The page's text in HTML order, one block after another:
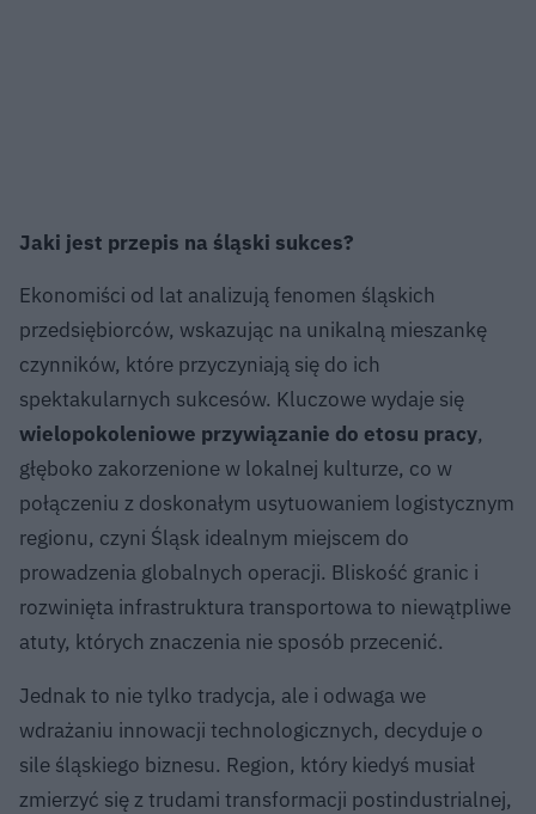
Jaki jest przepis na śląski sukces?
Ekonomiści od lat analizują fenomen śląskich
przedsiębiorców, wskazując na unikalną mieszankę
czynników, które przyczyniają się do ich
spektakularnych sukcesów. Kluczowe wydaje się
wielopokoleniowe przywiązanie do etosu pracy,
głęboko zakorzenione w lokalnej kulturze, co w
połączeniu z doskonałym usytuowaniem logistycznym
regionu, czyni Śląsk idealnym miejscem do
prowadzenia globalnych operacji. Bliskość granic i
rozwinięta infrastruktura transportowa to niewątpliwe
atuty, których znaczenia nie sposób przecenić.
Jednak to nie tylko tradycja, ale i odwaga we
wdrażaniu innowacji technologicznych, decyduje o
sile śląskiego biznesu. Region, który kiedyś musiał
zmierzyć się z trudami transformacji postindustrialnej,